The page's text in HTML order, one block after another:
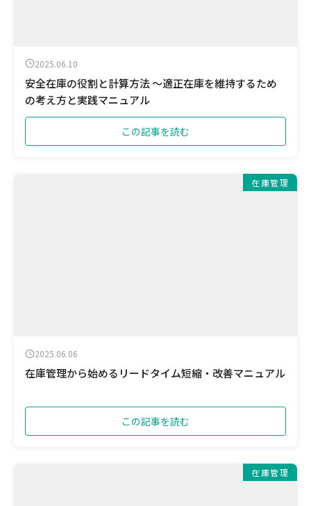
2025.06.10
安全在庫の役割と計算方法 ～適正在庫を維持するため
の考え方と実践マニュアル
この記事を読む
在庫管理
2025.06.06
在庫管理から始めるリードタイム短縮・改善マニュアル
この記事を読む
在庫管理